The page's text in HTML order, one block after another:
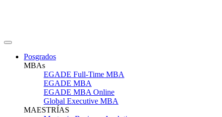
Posgrados
MBAs
EGADE Full-Time MBA
EGADE MBA
EGADE MBA Online
Global Executive MBA
MAESTRÍAS